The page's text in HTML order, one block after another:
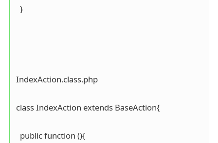
  }
IndexAction.class.php
class IndexAction extends BaseAction{
  public function (){